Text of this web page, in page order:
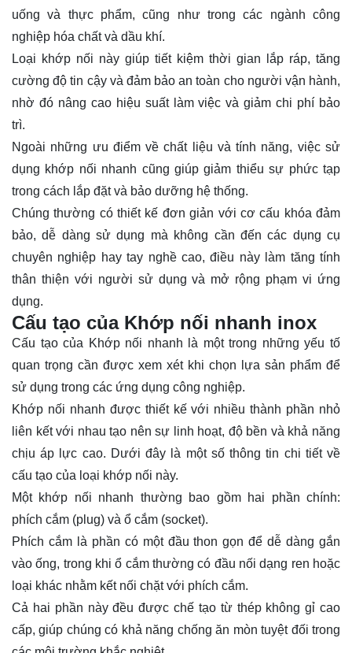
uống và thực phẩm, cũng như trong các ngành công
nghiệp hóa chất và dầu khí.
Loại khớp nối này giúp tiết kiệm thời gian lắp ráp, tăng
cường độ tin cậy và đảm bảo an toàn cho người vận hành,
nhờ đó nâng cao hiệu suất làm việc và giảm chi phí bảo
trì.
Ngoài những ưu điểm về chất liệu và tính năng, việc sử
dụng khớp nối nhanh cũng giúp giảm thiểu sự phức tạp
trong cách lắp đặt và bảo dưỡng hệ thống.
Chúng thường có thiết kế đơn giản với cơ cấu khóa đảm
bảo, dễ dàng sử dụng mà không cần đến các dụng cụ
chuyên nghiệp hay tay nghề cao, điều này làm tăng tính
thân thiện với người sử dụng và mở rộng phạm vi ứng
dụng.
Cấu tạo của Khớp nối nhanh inox
Cấu tạo của Khớp nối nhanh là một trong những yếu tố
quan trọng cần được xem xét khi chọn lựa sản phẩm để
sử dụng trong các ứng dụng công nghiệp.
Khớp nối nhanh được thiết kế với nhiều thành phần nhỏ
liên kết với nhau tạo nên sự linh hoạt, độ bền và khả năng
chịu áp lực cao. Dưới đây là một số thông tin chi tiết về
cấu tạo của loại khớp nối này.
Một khớp nối nhanh thường bao gồm hai phần chính:
phích cắm (plug) và ổ cắm (socket).
Phích cắm là phần có một đầu thon gọn để dễ dàng gắn
vào ống, trong khi ổ cắm thường có đầu nối dạng ren hoặc
loại khác nhằm kết nối chặt với phích cắm.
Cả hai phần này đều được chế tạo từ thép không gỉ cao
cấp, giúp chúng có khả năng chống ăn mòn tuyệt đối trong